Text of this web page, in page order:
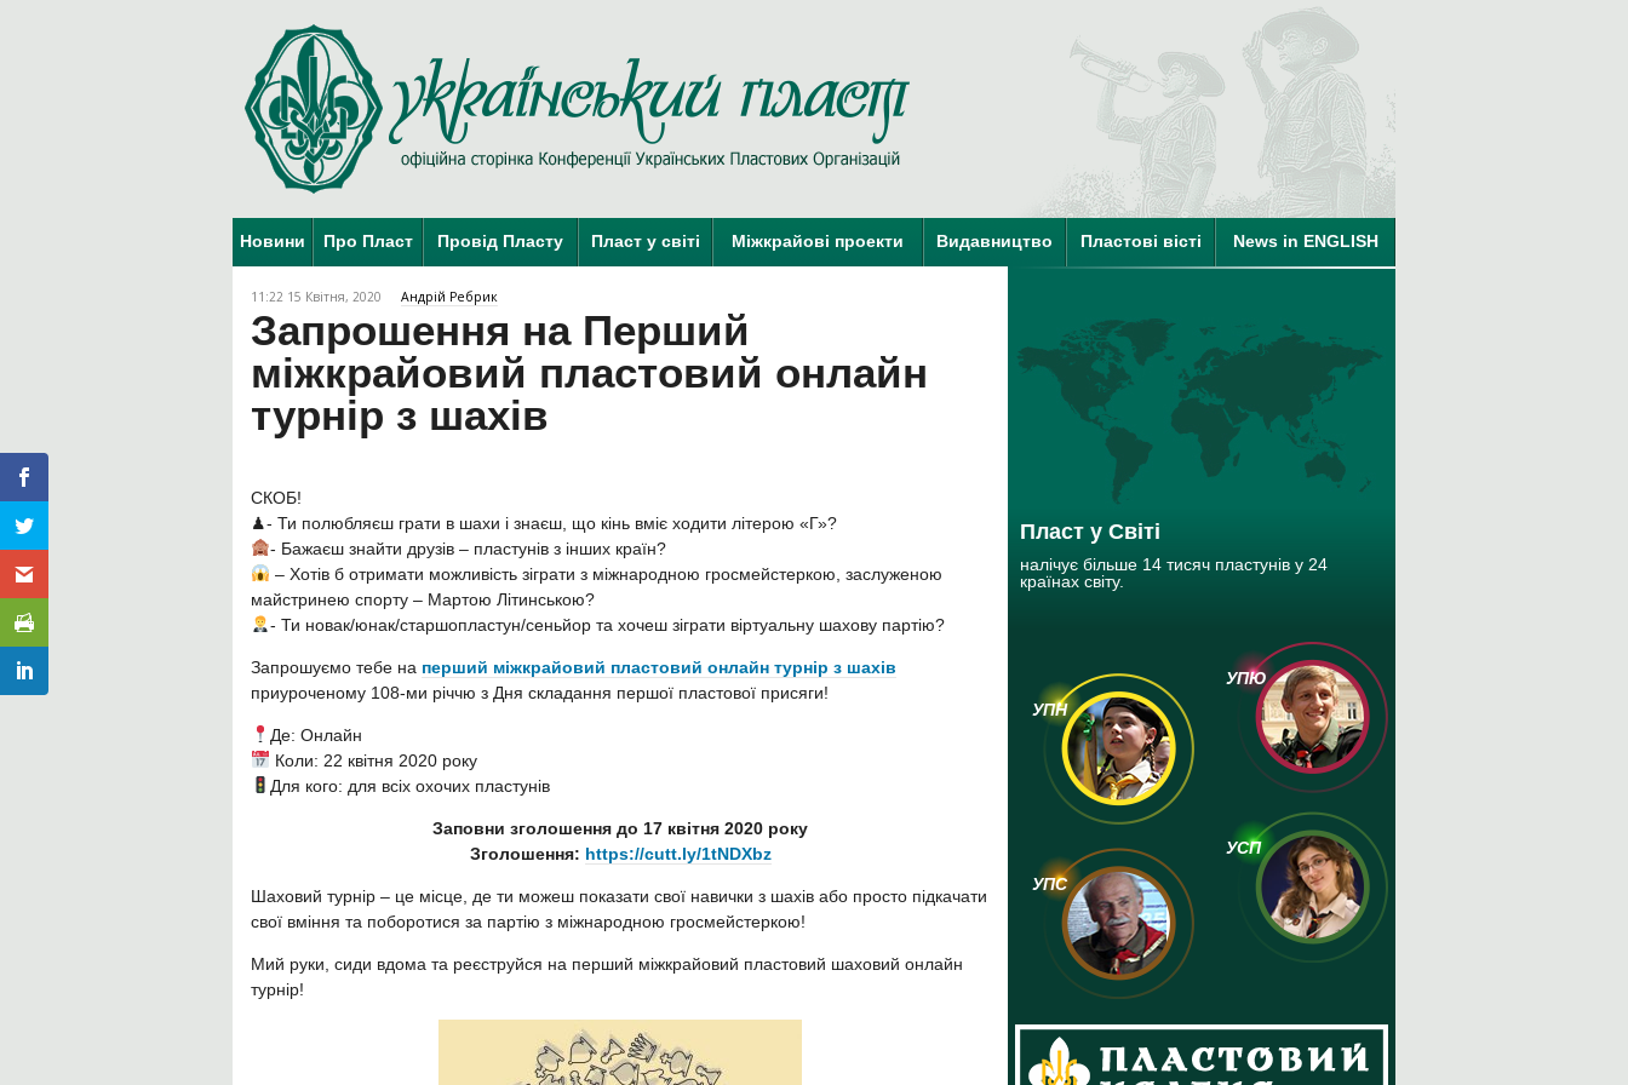
Новини Про Пласт Провід Пласту Пласт у світі Міжкрайові проекти Видавництво Пластові вісті News in ENGLISH
11:22 15 Квітня, 2020 Андрій Ребрик
Запрошення на Перший
міжкрайовий пластовий онлайн
турнір з шахів
СКОБ!
♟- Ти полюбляєш грати в шахи і знаєш, що кінь вміє ходити літерою «Г»?
- Бажаєш знайти друзів – пластунів з інших країн?
– Хотів б отримати можливість зіграти з міжнародною гросмейстеркою, заслуженою
майстринею спорту – Мартою Літинською?
- Ти новак/юнак/старшопластун/сеньйор та хочеш зіграти віртуальну шахову партію?
Запрошуємо тебе на перший міжкрайовий пластовий онлайн турнір з шахів
приуроченому 108-ми річчю з Дня складання першої пластової присяги!
Де: Онлайн
Коли: 22 квітня 2020 року
Для кого: для всіх охочих пластунів
Заповни зголошення до 17 квітня 2020 року
Зголошення: https://cutt.ly/1tNDXbz
Шаховий турнір – це місце, де ти можеш показати свої навички з шахів або просто підкачати
свої вміння та поборотися за партію з міжнародною гросмейстеркою!
Мий руки, сиди вдома та реєструйся на перший міжкрайовий пластовий шаховий онлайн
турнір!
Пласт у Світі
налічує більше 14 тисяч пластунів у 24
країнах світу.
Пласт у Світі
УПН
УПЮ
УСП
УПС